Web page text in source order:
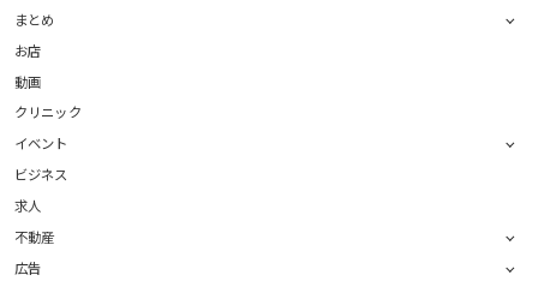
まとめ
お店
動画
クリニック
イベント
ビジネス
求人
不動産
広告